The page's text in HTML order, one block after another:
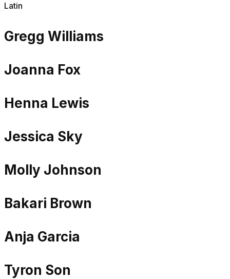
Latin
Gregg Williams
Joanna Fox
Henna Lewis
Jessica Sky
Molly Johnson
Bakari Brown
Anja Garcia
Tyron Son